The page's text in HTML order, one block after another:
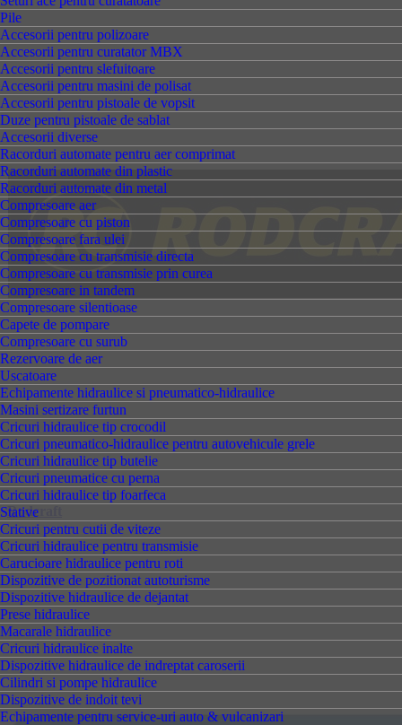
Pile
Accesorii pentru polizoare
Accesorii pentru curatator MBX
Accesorii pentru slefuitoare
Accesorii pentru masini de polisat
Accesorii pentru pistoale de vopsit
Duze pentru pistoale de sablat
Accesorii diverse
Racorduri automate pentru aer comprimat
Racorduri automate din plastic
Racorduri automate din metal
Compresoare aer
Compresoare cu piston
Compresoare fara ulei
Compresoare cu transmisie directa
Compresoare cu transmisie prin curea
Compresoare in tandem
Compresoare silentioase
Capete de pompare
Compresoare cu surub
Rezervoare de aer
Uscatoare
Echipamente hidraulice si pneumatico-hidraulice
Masini sertizare furtun
Cricuri hidraulice tip crocodil
Cricuri pneumatico-hidraulice pentru autovehicule grele
Cricuri hidraulice tip butelie
Cricuri pneumatice cu perna
Cricuri hidraulice tip foarfeca
Stative
Cricuri pentru cutii de viteze
Cricuri hidraulice pentru transmisie
Carucioare hidraulice pentru roti
Dispozitive de pozitionat autoturisme
Dispozitive hidraulice de dejantat
Prese hidraulice
Macarale hidraulice
Cricuri hidraulice inalte
Dispozitive hidraulice de indreptat caroserii
Cilindri si pompe hidraulice
Dispozitive de indoit tevi
Echipamente pentru service-uri auto & vulcanizari
Rodcraft